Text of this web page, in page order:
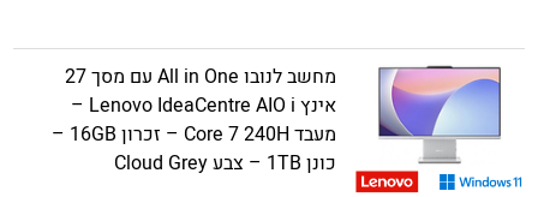
מחשב לנובו All in One עם מסך 27
אינץ Lenovo IdeaCentre AIO i –
מעבד Core 7 240H – זכרון 16GB –
כונן 1TB – צבע Cloud Grey